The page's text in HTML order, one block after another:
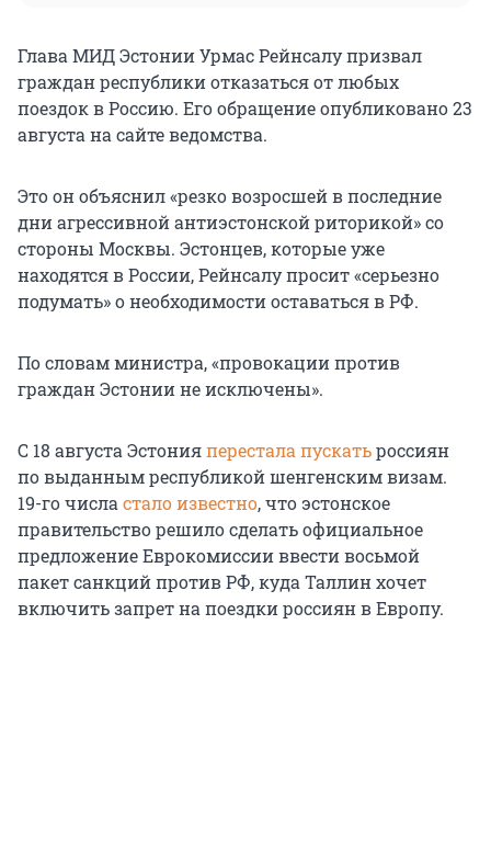
Глава МИД Эстонии Урмас Рейнсалу призвал
граждан республики отказаться от любых
поездок в Россию. Его обращение опубликовано 23
августа на сайте ведомства.
Это он объяснил «резко возросшей в последние
дни агрессивной антиэстонской риторикой» со
стороны Москвы. Эстонцев, которые уже
находятся в России, Рейнсалу просит «серьезно
подумать» о необходимости оставаться в РФ.
По словам министра, «провокации против
граждан Эстонии не исключены».
С 18 августа Эстонияперестала пускатьроссиян
по выданным республикой шенгенским визам.
19-го числа стало известно, что эстонское
правительство решило сделать официальное
предложение Еврокомиссии ввести восьмой
пакет санкций против РФ, куда Таллин хочет
включить запрет на поездки россиян в Европу.